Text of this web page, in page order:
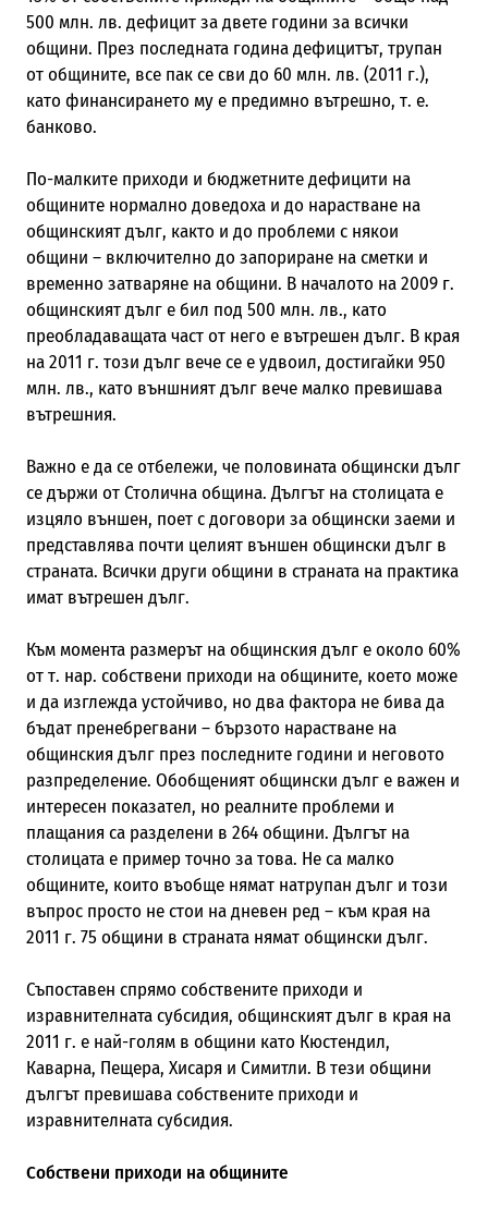
500 млн. лв. дефицит за двете години за всички
общини. През последната година дефицитът, трупан
от общините, все пак се сви до 60 млн. лв. (2011 г.),
като финансирането му е предимно вътрешно, т. е.
банково.
По-малките приходи и бюджетните дефицити на
общините нормално доведоха и до нарастване на
общинският дълг, както и до проблеми с някои
общини – включително до запориране на сметки и
временно затваряне на общини. В началото на 2009 г.
общинският дълг е бил под 500 млн. лв., като
преобладаващата част от него е вътрешен дълг. В края
на 2011 г. този дълг вече се е удвоил, достигайки 950
млн. лв., като външният дълг вече малко превишава
вътрешния.
Важно е да се отбележи, че половината общински дълг
се държи от Столична община. Дългът на столицата е
изцяло външен, поет с договори за общински заеми и
представлява почти целият външен общински дълг в
страната. Всички други общини в страната на практика
имат вътрешен дълг.
Към момента размерът на общинския дълг е около 60%
от т. нар. собствени приходи на общините, което може
и да изглежда устойчиво, но два фактора не бива да
бъдат пренебрегвани – бързото нарастване на
общинския дълг през последните години и неговото
разпределение. Обобщеният общински дълг е важен и
интересен показател, но реалните проблеми и
плащания са разделени в 264 общини. Дългът на
столицата е пример точно за това. Не са малко
общините, които въобще нямат натрупан дълг и този
въпрос просто не стои на дневен ред – към края на
2011 г. 75 общини в страната нямат общински дълг.
Съпоставен спрямо собствените приходи и
изравнителната субсидия, общинският дълг в края на
2011 г. е най-голям в общини като Кюстендил,
Каварна, Пещера, Хисаря и Симитли. В тези общини
дългът превишава собствените приходи и
изравнителната субсидия.
Собствени приходи на общините